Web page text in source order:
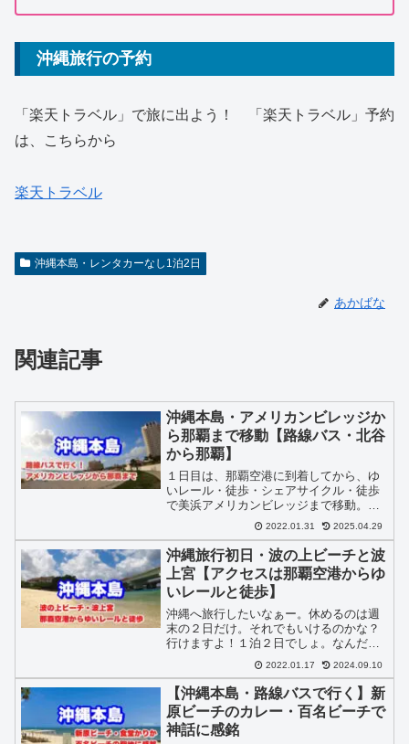
沖縄旅行の予約
「楽天トラベル」で旅に出よう！ 「楽天トラベル」予約
は、こちらから
楽天トラベル
沖縄本島・レンタカーなし1泊2日
あかばな
関連記事
沖縄本島・アメリカンビレッジか
ら那覇まで移動【路線バス・北谷
から那覇】
１日目は、那覇空港に到着してから、ゆ
いレール・徒歩・シェアサイクル・徒歩
で美浜アメリカンビレッジまで移動。ベ
ッセルホテルカンパーナ沖縄に１泊しま
した。早朝の羽田空港から那覇空港へ。
それから移動しながら遊びつつ北谷ま
で。疲れてよく眠れましたよ。
2022.01.31 2025.04.29
沖縄旅行初日・波の上ビーチと波
上宮【アクセスは那覇空港からゆ
いレールと徒歩】
沖縄へ旅行したいなぁー。休めるのは週
末の２日だけ。それでもいけるのかな？
行けますよ！１泊２日でしょ。なんだか
慌ただしくなりそうで。じゃあ筆者あか
ばなが実際に沖縄本島を１泊２日で旅行
したのでブログ記事を読んで参考にして
みて！今回も、レンタカーなし。
2022.01.17 2024.09.10
【沖縄本島・路線バスで行く】新
原ビーチのカレー・百名ビーチで
神話に感銘